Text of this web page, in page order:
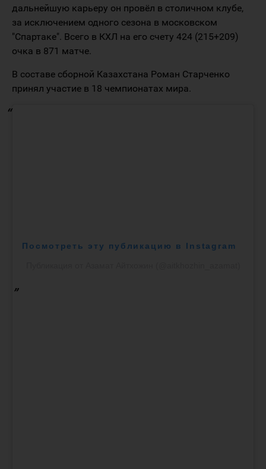
дальнейшую карьеру он провёл в столичном клубе,
за исключением одного сезона в московском
"Спартаке". Всего в КХЛ на его счету 424 (215+209)
очка в 871 матче.
В составе сборной Казахстана Роман Старченко
принял участие в 18 чемпионатах мира.
Посмотреть эту публикацию в Instagram